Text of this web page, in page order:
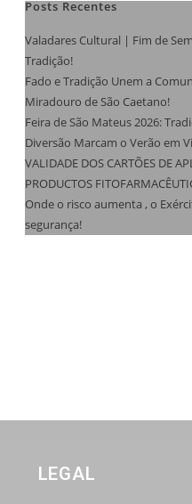
Posts Recentes
Valadares Cultural | Fim de
Tradição!
Fado e Tradição Unem a
Miradouro de São Caetano!
Feira de São Mateus 2026:
Diversão Marcam o Verão em
VALIDADE DOS CARTÕES DE
PRODUCTOS
Onde o risco aumenta , o
segurança!
LEGAL